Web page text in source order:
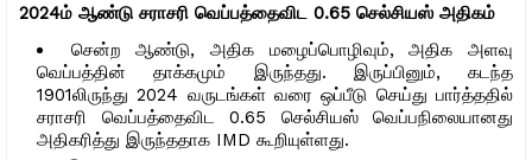
2024ம் ஆண்டு சராசரி வெப்பத்தைவிட 0.65 செல்சியஸ் அதிகம்
சென்ற ஆண்டு, அதிக மழைப்பொழிவும், அதிக அளவு
வெப்பத்தின் தாக்கமும் இருந்தது. இருப்பினும், கடந்த
1901லிருந்து 2024 வருடங்கள் வரை ஒப்பீடு செய்து பார்த்ததில்
சராசரி வெப்பத்தைவிட 0.65 செல்சியஸ் வெப்பநிலையானது
அதிகரித்து இருந்ததாக IMD கூறியுள்ளது.